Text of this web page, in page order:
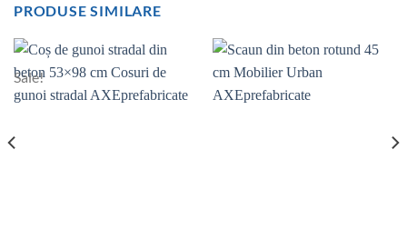
PRODUSE SIMILARE
Sale!